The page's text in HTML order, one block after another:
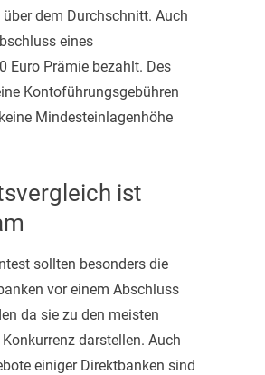
dem Durchschnitt. Auch
eines
Euro Prämie bezahlt. Des
Kontoführungsgebühren
Mindesteinlagenhöhe
ist
sollten besonders die
vor einem Abschluss
da sie zu den meisten
darstellen. Auch
einiger Direktbanken sind